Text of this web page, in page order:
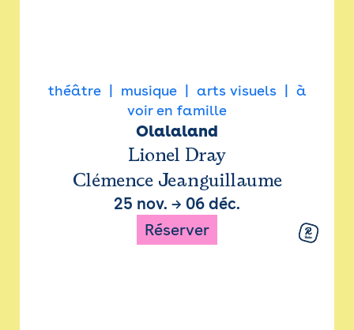
théâtre musique arts visuels
à
voir en famille
Olalaland
Lionel Dray
Clémence Jeanguillaume
25 nov. → 06 déc.
Réserver